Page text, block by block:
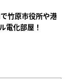
竹原市役所や港
電化部屋！